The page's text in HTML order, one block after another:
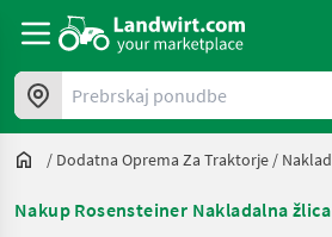
Prebrskaj ponudbe
/ Dodatna Oprema Za Traktorje /
Nakup Rosensteiner Nakladalna